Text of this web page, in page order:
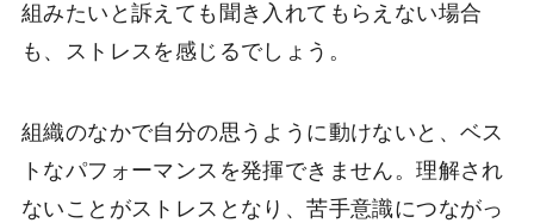
組みたいと訴えても聞き入れてもらえない場合
も、ストレスを感じるでしょう。
組織のなかで自分の思うように動けないと、ベス
トなパフォーマンスを発揮できません。理解され
ないことがストレスとなり、苦手意識につながっ